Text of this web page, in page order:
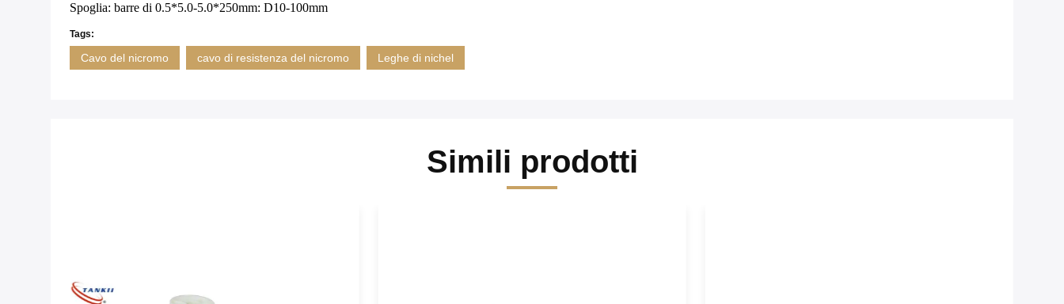
Spoglia: barre di 0.5*5.0-5.0*250mm: D10-100mm
Tags:
Cavo del nicromo cavo di resistenza del nicromo Leghe di nichel
Simili prodotti